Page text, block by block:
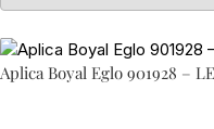
Aplica Boyal Eglo 901928 –